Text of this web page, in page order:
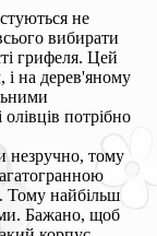
не
вибирати
грифеля. Цей
і на дерев'яному
потрібно
незручно, тому
Тому найбільш
Бажано, щоб